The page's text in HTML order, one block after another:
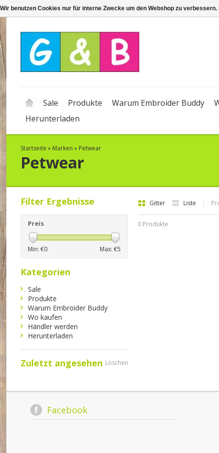
Sale Produkte Warum Embroider Buddy
Herunterladen
Startseite » Marken » Petwear
Petwear
Gitter Liste
0 Produkte
Filter Ergebnisse
Preis
Min: €0 Max: €5
Kategorien
Sale
Produkte
Warum Embroider Buddy
Wo kaufen
Händler werden
Herunterladen
Zuletzt angesehen Löschen
Facebook
Wir benutzen Cookies nur für interne Zwecke um den Webshop zu